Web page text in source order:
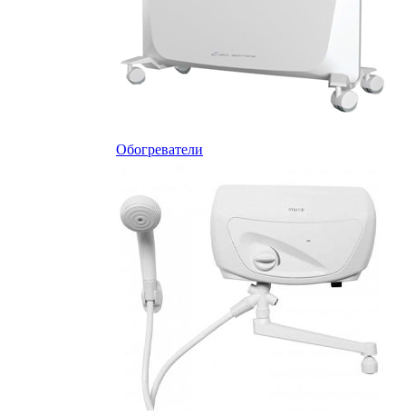
Обогреватели